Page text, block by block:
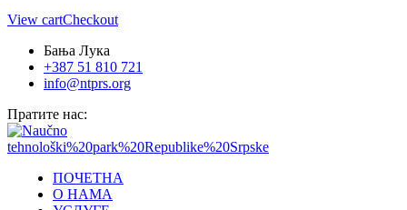
View cartCheckout
Бања Лука
+387 51 810 721
info@ntprs.org
Пратите нас:
ПОЧЕТНА
О НАМА